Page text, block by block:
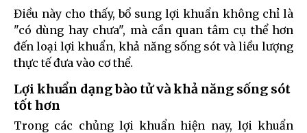
Điều này cho thấy, bổ sung lợi khuẩn không chỉ là
"có dùng hay chưa", mà cần quan tâm cụ thể hơn
đến loại lợi khuẩn, khả năng sống sót và liều lượng
thực tế đưa vào cơ thể.
Lợi khuẩn dạng bào tử và khả năng sống sót
tốt hơn
Trong các chủng lợi khuẩn hiện nay, lợi khuẩn